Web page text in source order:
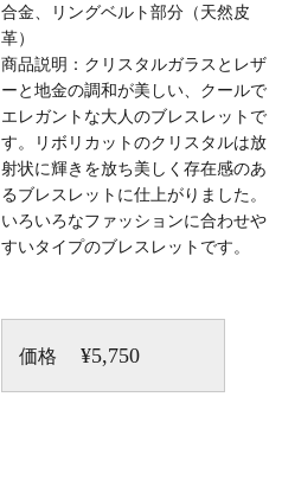
合金、リングベルト部分（天然皮
革）
商品説明：クリスタルガラスとレザ
ーと地金の調和が美しい、クールで
エレガントな大人のブレスレットで
す。リボリカットのクリスタルは放
射状に輝きを放ち美しく存在感のあ
るブレスレットに仕上がりました。
いろいろなファッションに合わせや
すいタイプのブレスレットです。
価格 ¥5,750